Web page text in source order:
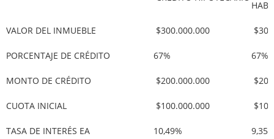
VALOR DEL INMUEBLE $300.000.000
PORCENTAJE DE CRÉDITO 67% 67%
MONTO DE CRÉDITO $200.000.000
CUOTA INICIAL $100.000.000
TASA DE INTERÉS EA 10,49%